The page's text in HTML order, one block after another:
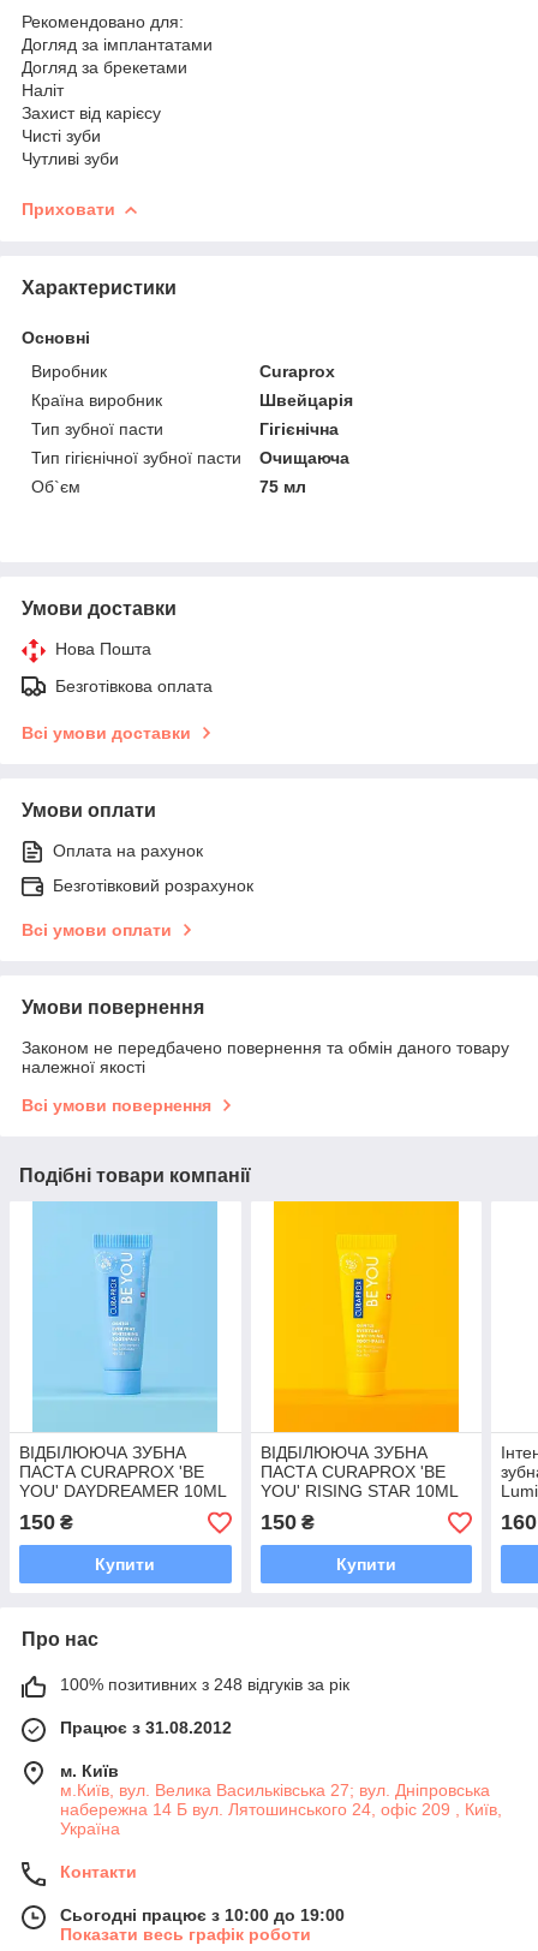
Рекомендовано для:
Догляд за імплантатами
Догляд за брекетами
Наліт
Захист від карієсу
Чисті зуби
Чутливі зуби
Приховати
Характеристики
Основні
Виробник
Curaprox
Країна виробник
Швейцарія
Тип зубної пасти
Гігієнічна
Тип гігієнічної зубної пасти
Очищаюча
Об`єм
75 мл
Умови доставки
Нова Пошта
Безготівкова оплата
Всі умови доставки
Умови оплати
Оплата на рахунок
Безготівковий розрахунок
Всі умови оплати
Умови повернення
Законом не передбачено повернення та обмін даного товару
належної якості
Всі умови повернення
Подібні товари компанії
ВІДБІЛЮЮЧА ЗУБНА
ПАСТА CURAPROX 'BE
YOU' DAYDREAMER 10ML
150 ₴
Купити
ВІДБІЛЮЮЧА ЗУБНА
ПАСТА CURAPROX 'BE
YOU' RISING STAR 10ML
150₴
Купити
160
Про нас
100% позитивних з 248 відгуків за рік
Працює з 31.08.2012
м. Київ
м.Київ, вул. Велика Васильківська 27; вул. Дніпровська
набережна 14 Б вул. Лятошинського 24, офіс 209 , Київ,
Україна
Контакти
Сьогодні працює з 10:00 до 19:00
Показати весь графік роботи